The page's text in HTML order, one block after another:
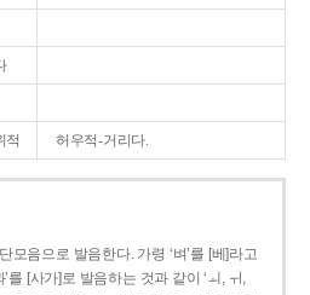
적 허우적-거리다.
모음으로 발음한다. 가령 ‘벼’를 [베]라고
를 [사가]로 발음하는 것과 같이 ‘ㅚ, ㅟ,